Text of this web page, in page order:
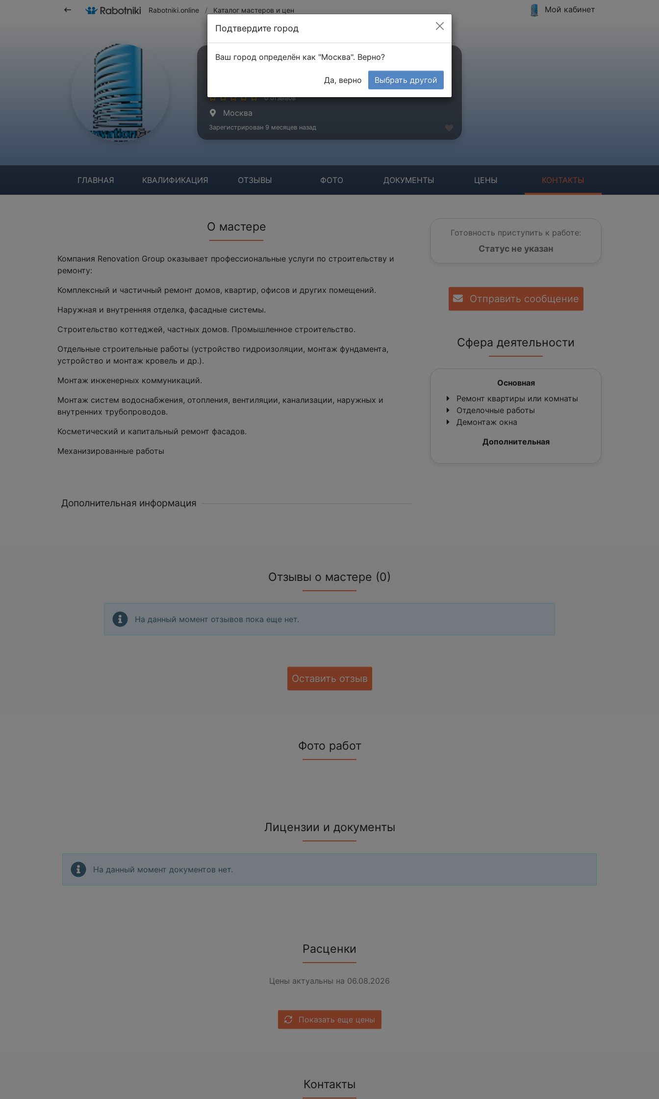
Rabotniki.online / Каталог мастеров и цен Мой кабинет
Renovation Group
0 отзывов
Москва
Зарегистрирован 9 месяцев назад
ГЛАВНАЯ КВАЛИФИКАЦИЯ ОТЗЫВЫ ФОТО ДОКУМЕНТЫ ЦЕНЫ КОНТАКТЫ
О мастере
Компания Renovation Group оказывает профессиональные услуги по строительству и
ремонту:
Комплексный и частичный ремонт домов, квартир, офисов и других помещений.
Наружная и внутренняя отделка, фасадные системы.
Строительство коттеджей, частных домов. Промышленное строительство.
Отдельные строительные работы (устройство гидроизоляции, монтаж фундамента,
устройство и монтаж кровель и др.).
Монтаж инженерных коммуникаций.
Монтаж систем водоснабжения, отопления, вентиляции, канализации, наружных и
внутренних трубопроводов.
Косметический и капитальный ремонт фасадов.
Механизированные работы
Дополнительная информация
Готовность приступить к работе:
Статус не указан
Отправить сообщение
Сфера деятельности
Основная
Ремонт квартиры или комнаты
Отделочные работы
Демонтаж окна
Дополнительная
Отзывы о мастере (0)
На данный момент отзывов пока еще нет.
Оставить отзыв
Фото работ
Лицензии и документы
На данный момент документов нет.
Расценки
Цены актуальны на 06.08.2026
Показать еще цены
Контакты
Подтвердите город
Ваш город определён как "Москва". Верно?
Да, верно Выбрать другой